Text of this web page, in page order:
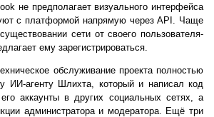
не предполагает визуального интерфейса
с платформой напрямую через API. Чаще
сети от своего пользователя-
ему зарегистрироваться.
обслуживание проекта полностью
ИИ-агенту Шлихта, который и написал код
аккаунты в других социальных сетях, а
администратора и модератора. Ещё три